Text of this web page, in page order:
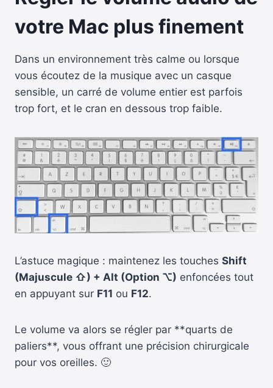
votre Mac plus finement
Dans un environnement très calme ou lorsque
vous écoutez de la musique avec un casque
sensible, un carré de volume entier est parfois
trop fort, et le cran en dessous trop faible.
L’astuce magique : maintenez les touches Shift
(Majuscule ⇧) + Alt (Option ⌥) enfoncées tout
en appuyant sur F11 ou F12.
Le volume va alors se régler par **quarts de
paliers**, vous offrant une précision chirurgicale
pour vos oreilles. 🙂